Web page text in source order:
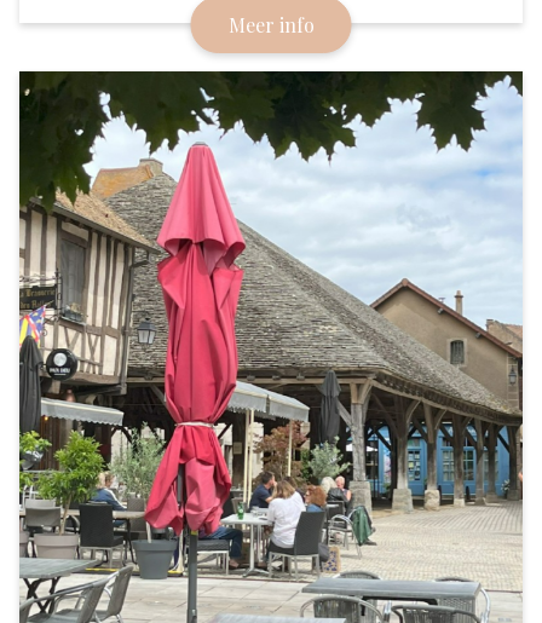
waar vooral witte wijnen worden gemaakt. Het
gemeentehuis, met z'n gekleurde dakpannen, is al
van verre te zien.
Meer info